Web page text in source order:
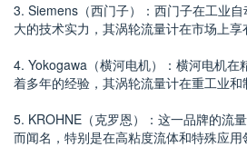
3. Siemens（西门子）：西门子在工业
大的技术实力，其涡轮流量计在市场上享
4. Yokogawa（横河电机）：横河电机在
着多年的经验，其涡轮流量计在重工业和
5. KROHNE（克罗恩）：这一品牌的流
而闻名，特别是在高粘度流体和特殊应用